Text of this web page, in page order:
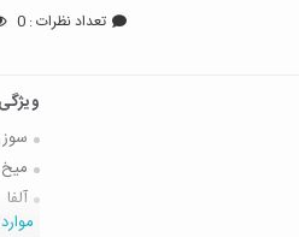
تعداد نظرات : 0
میخ
آلفا